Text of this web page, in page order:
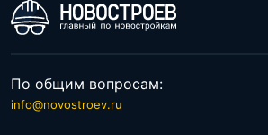
По общим вопросам:
info@novostroev.ru